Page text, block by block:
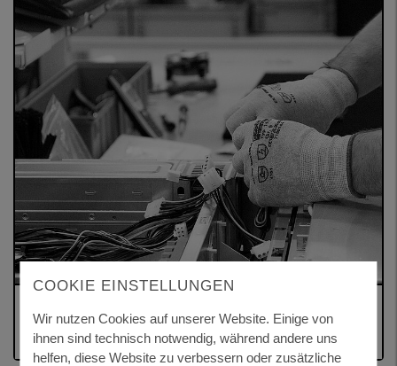
WIRTSCHAFTSFÖRDERUNG
COOKIE EINSTELLUNGEN
Wir nutzen Cookies auf unserer Website. Einige von
ihnen sind technisch notwendig, während andere uns
helfen, diese Website zu verbessern oder zusätzliche